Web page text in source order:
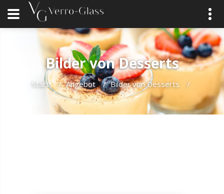
Bilder von Desserts
Start / Angebot / Bilder von Desserts /